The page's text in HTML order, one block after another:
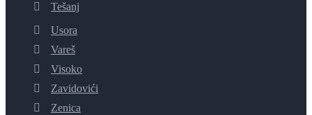
Tešanj
Usora
Vareš
Visoko
Zavidovići
Zenica